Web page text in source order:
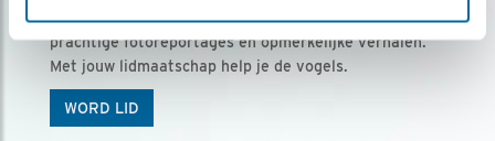
Vogels is het tijdschrift voor onze leden, met
prachtige fotoreportages en opmerkelijke verhalen.
Met jouw lidmaatschap help je de vogels.
WORD LID